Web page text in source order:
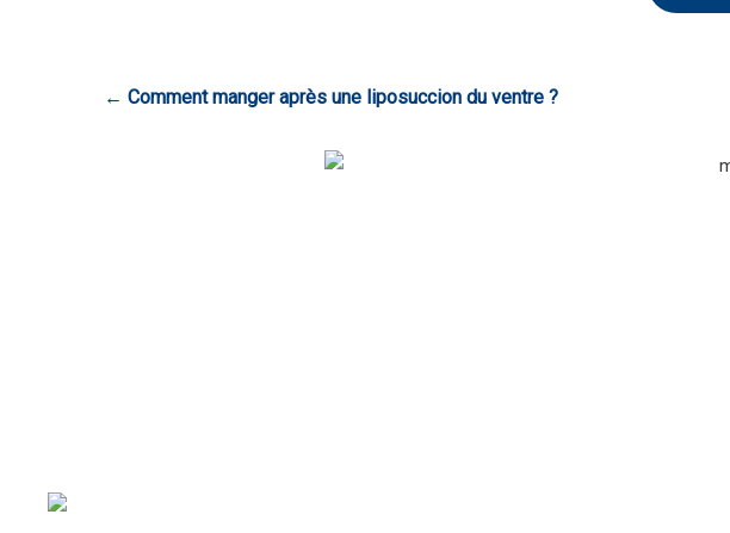
← Comment manger après une liposuccion du ventre ?